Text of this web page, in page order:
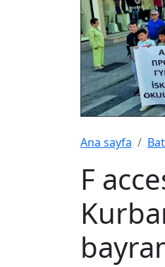
Ana sayfa
F